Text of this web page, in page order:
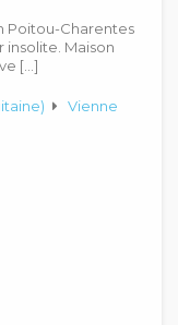
Poitou-Charentes
insolite. Maison
[…]
Vienne